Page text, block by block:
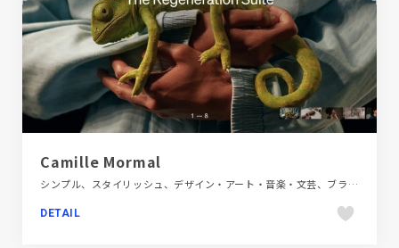
Camille Mormal
シンプル、スタイリッシュ、デザイン・アート・音楽・文芸、ブラック系 、ポートフォリオ、大きめ写真、海外サイト
DETAIL